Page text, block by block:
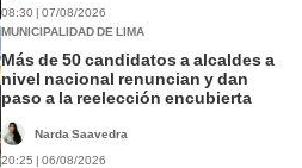
08:30 | 07/08/2026
MUNICIPALIDAD DE LIMA
Más de 50 candidatos a alcaldes a
nivel nacional renuncian y dan
paso a la reelección encubierta
Narda Saavedra
20:25 | 06/08/2026